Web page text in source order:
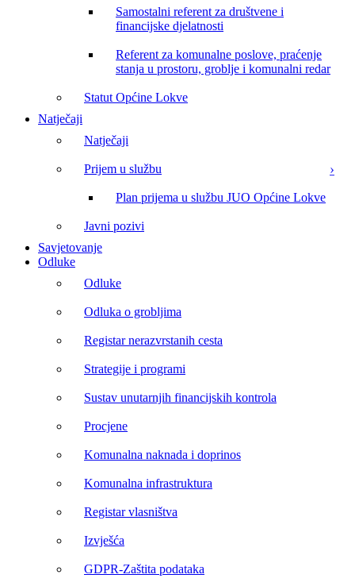
Samostalni referent za društvene i
financijske djelatnosti
Referent za komunalne poslove, praćenje
stanja u prostoru, groblje i komunalni redar
Statut Općine Lokve
Natječaji
Natječaji
Prijem u službu
Plan prijema u službu JUO Općine Lokve
Javni pozivi
Savjetovanje
Odluke
Odluke
Odluka o grobljima
Registar nerazvrstanih cesta
Strategije i programi
Sustav unutarnjih financijskih kontrola
Procjene
Komunalna naknada i doprinos
Komunalna infrastruktura
Registar vlasništva
Izvješća
GDPR-Zaštita podataka